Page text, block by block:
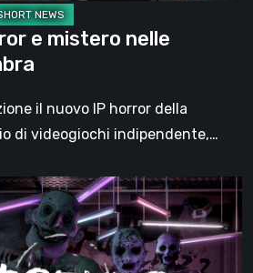
e mistero nelle
il nuovo IP horror della
di videogiochi indipendente,…